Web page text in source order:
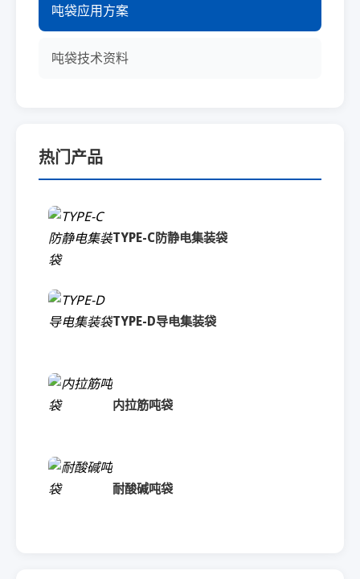
吨袋应用方案
吨袋技术资料
热门产品
TYPE-C防静电集装袋
TYPE-D导电集装袋
内拉筋吨袋
耐酸碱吨袋